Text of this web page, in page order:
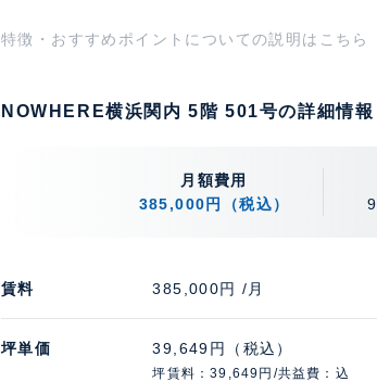
特徴・おすすめポイントについての説明はこちら
NOWHERE横浜関内 5階 501号の詳細情報
月額費用
385,000円（税込）
賃料 385,000円 /月
坪単価 39,649円（税込）
坪賃料：39,649円/共益費：込